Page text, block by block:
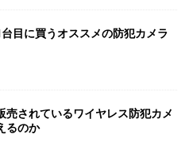
目に買うオススメの防犯カメラ
売されているワイヤレス防犯カメ
るのか